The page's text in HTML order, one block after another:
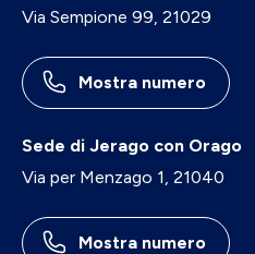
Via Sempione 99, 21029
Mostra numero
Sede di Jerago con Orago
Via per Menzago 1, 21040
Mostra numero